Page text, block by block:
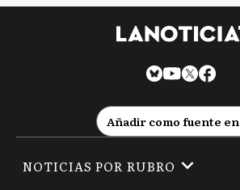
Añadir como fuente en
NOTICIAS POR RUBRO